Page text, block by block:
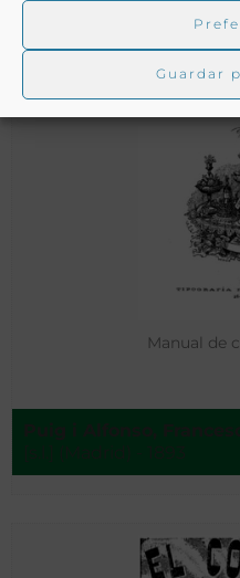
Guardar
Manual de